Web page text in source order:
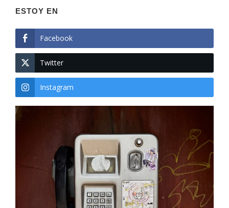
ESTOY EN
Facebook
Twitter
Instagram